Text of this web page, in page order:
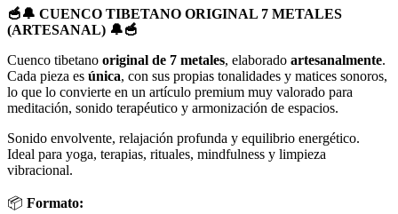
🥣🔔 CUENCO TIBETANO ORIGINAL 7 METALES
(ARTESANAL) 🔔🥣
Cuenco tibetano original de 7 metales, elaborado artesanalmente.
Cada pieza es única, con sus propias tonalidades y matices sonoros,
lo que lo convierte en un artículo premium muy valorado para
meditación, sonido terapéutico y armonización de espacios.
Sonido envolvente, relajación profunda y equilibrio energético.
Ideal para yoga, terapias, rituales, mindfulness y limpieza
vibracional.
📦 Formato: